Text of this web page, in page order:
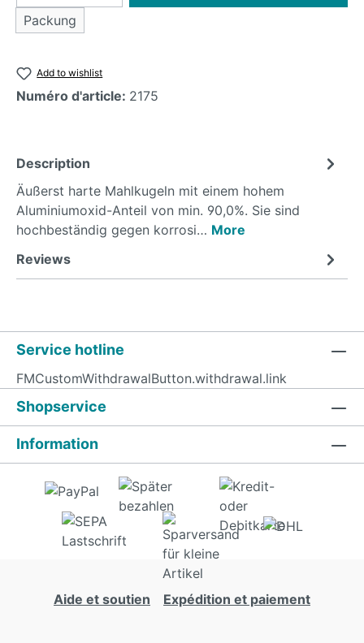
Packung
Add to wishlist
Numéro d'article: 2175
Description
Äußerst harte Mahlkugeln mit einem hohem
Aluminiumoxid-Anteil von min. 90,0%. Sie sind
hochbeständig gegen korrosi… More
Reviews
Service hotline
FMCustomWithdrawalButton.withdrawal.link
Shopservice
Information
Aide et soutien Expédition et paiement